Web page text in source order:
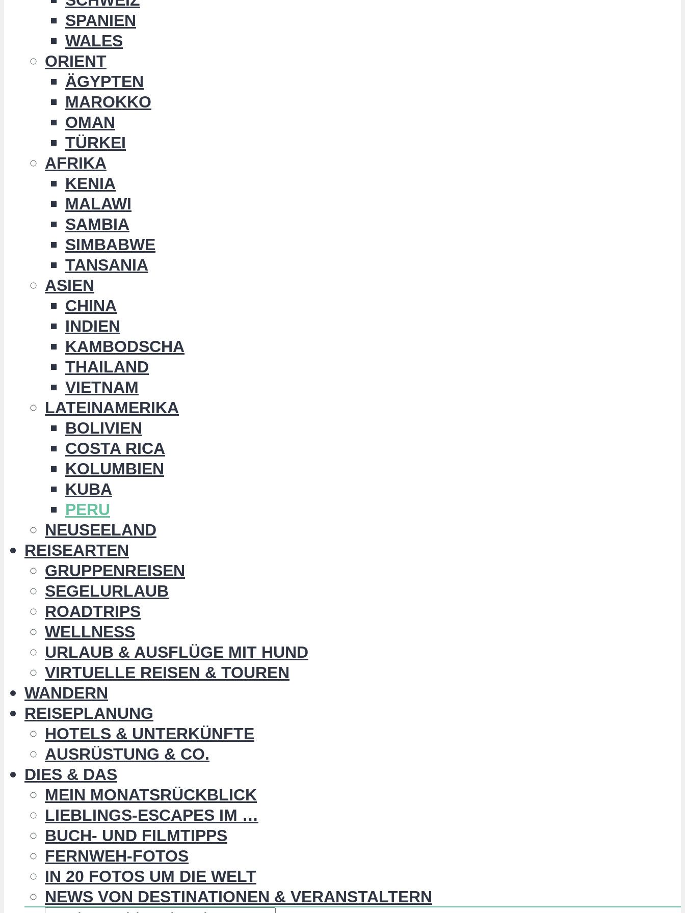
SPANIEN
WALES
ORIENT
ÄGYPTEN
MAROKKO
OMAN
TÜRKEI
AFRIKA
KENIA
MALAWI
SAMBIA
SIMBABWE
TANSANIA
ASIEN
CHINA
INDIEN
KAMBODSCHA
THAILAND
VIETNAM
LATEINAMERIKA
BOLIVIEN
COSTA RICA
KOLUMBIEN
KUBA
PERU
NEUSEELAND
REISEARTEN
GRUPPENREISEN
SEGELURLAUB
ROADTRIPS
WELLNESS
URLAUB & AUSFLÜGE MIT HUND
VIRTUELLE REISEN & TOUREN
WANDERN
REISEPLANUNG
HOTELS & UNTERKÜNFTE
AUSRÜSTUNG & CO.
DIES & DAS
MEIN MONATSRÜCKBLICK
LIEBLINGS-ESCAPES IM …
BUCH- UND FILMTIPPS
FERNWEH-FOTOS
IN 20 FOTOS UM DIE WELT
NEWS VON DESTINATIONEN & VERANSTALTERN